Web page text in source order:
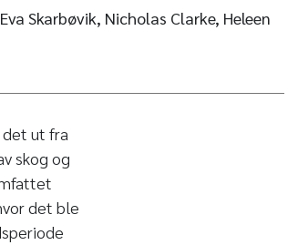
Skarbøvik, Nicholas Clarke, Heleen
ut fra
skog og
det ble